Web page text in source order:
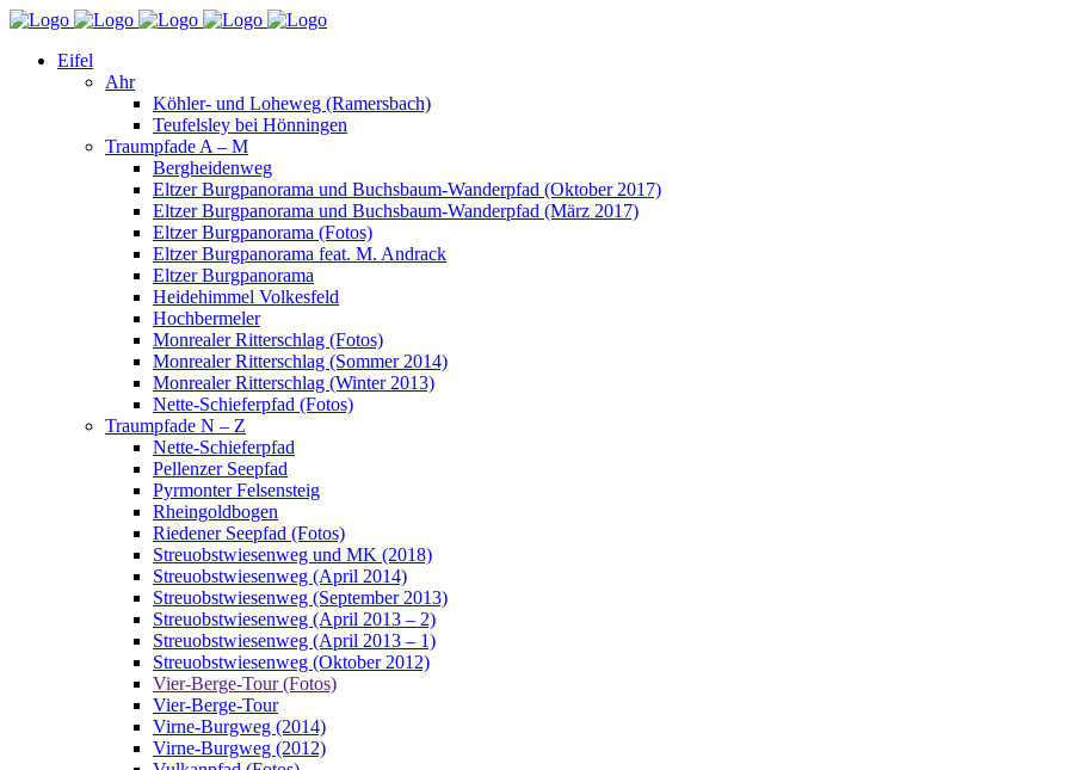
Eifel
Ahr
Köhler- und Loheweg (Ramersbach)
Teufelsley bei Hönningen
Traumpfade A – M
Bergheidenweg
Eltzer Burgpanorama und Buchsbaum-Wanderpfad (Oktober 2017)
Eltzer Burgpanorama und Buchsbaum-Wanderpfad (März 2017)
Eltzer Burgpanorama (Fotos)
Eltzer Burgpanorama feat. M. Andrack
Eltzer Burgpanorama
Heidehimmel Volkesfeld
Hochbermeler
Monrealer Ritterschlag (Fotos)
Monrealer Ritterschlag (Sommer 2014)
Monrealer Ritterschlag (Winter 2013)
Nette-Schieferpfad (Fotos)
Traumpfade N – Z
Nette-Schieferpfad
Pellenzer Seepfad
Pyrmonter Felsensteig
Rheingoldbogen
Riedener Seepfad (Fotos)
Streuobstwiesenweg und MK (2018)
Streuobstwiesenweg (April 2014)
Streuobstwiesenweg (September 2013)
Streuobstwiesenweg (April 2013 – 2)
Streuobstwiesenweg (April 2013 – 1)
Streuobstwiesenweg (Oktober 2012)
Vier-Berge-Tour (Fotos)
Vier-Berge-Tour
Virne-Burgweg (2014)
Virne-Burgweg (2012)